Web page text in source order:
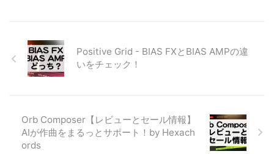
Positive Grid - BIAS FXとBIAS AMPの違
いをチェック！
Orb Composer【レビューとセール情報】
AIが作曲をまるっとサポート！by Hexach
ords